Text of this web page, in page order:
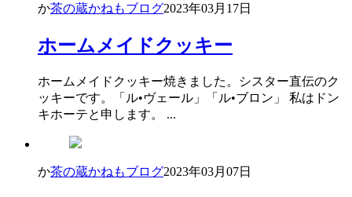
か茶の蔵かねもブログ2023年03月17日
ホームメイドクッキー
ホームメイドクッキー焼きました。シスター直伝のク
ッキーです。「ル•ヴェール」「ル•ブロン」 私はドン
キホーテと申します。 ...
か茶の蔵かねもブログ2023年03月07日